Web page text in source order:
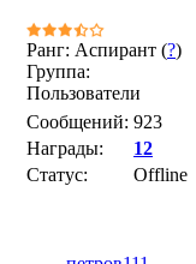
Ранг: Аспирант (?)
Группа:
Пользователи
Сообщений: 923
Награды:
12
Статус:
Offline